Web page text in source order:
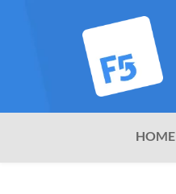
HOME